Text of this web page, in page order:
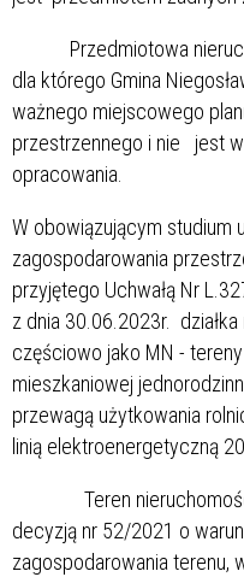
Przedmiotowa
dla którego Gmina
ważnego miejscowego
przestrzennego i nie jest
opracowania.
W obowiązującym studium
zagospodarowania
przyjętego Uchwałą Nr
z dnia 30.06.2023r.
częściowo jako MN -
mieszkaniowej
przewagą użytkowania
linią elektroenergetyczną
Teren nieruchomości
decyzją nr 52/2021 o
zagospodarowania terenu,